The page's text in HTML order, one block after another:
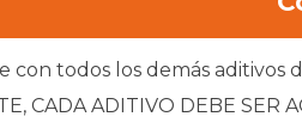
con todos los demás aditivos
CADA ADITIVO DEBE SER